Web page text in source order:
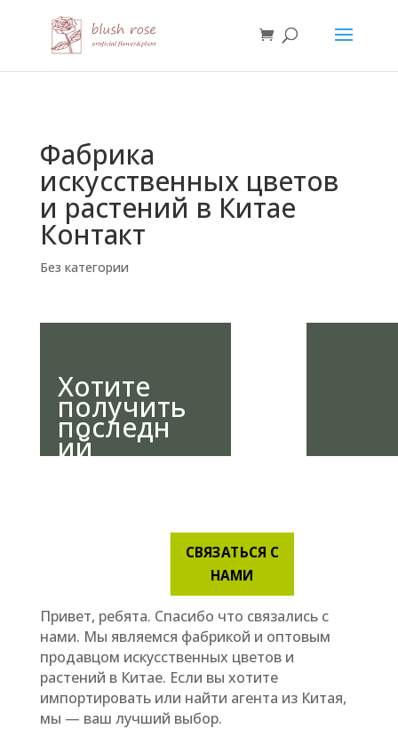
Фабрика
искусственных цветов
и растений в Китае
Контакт
Без категории
Хотите
получить
последн
ий
каталог?
СВЯЗАТЬСЯ С
НАМИ
Привет, ребята. Спасибо что связались с
нами. Мы являемся фабрикой и оптовым
продавцом искусственных цветов и
растений в Китае. Если вы хотите
импортировать или найти агента из Китая,
мы — ваш лучший выбор.